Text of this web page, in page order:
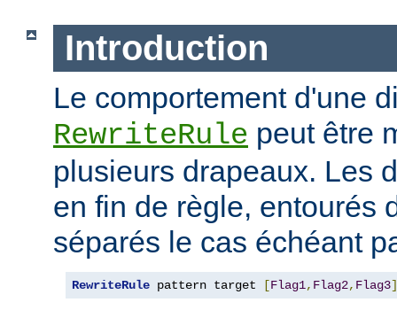
Introduction
Le comportement d'une
RewriteRule peut être
plusieurs drapeaux. Les
en fin de règle, entourés
séparés le cas échéant
RewriteRule pattern target [Flag1, Flag2, Flag3]